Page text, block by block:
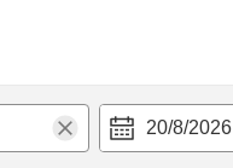
20/8/2026